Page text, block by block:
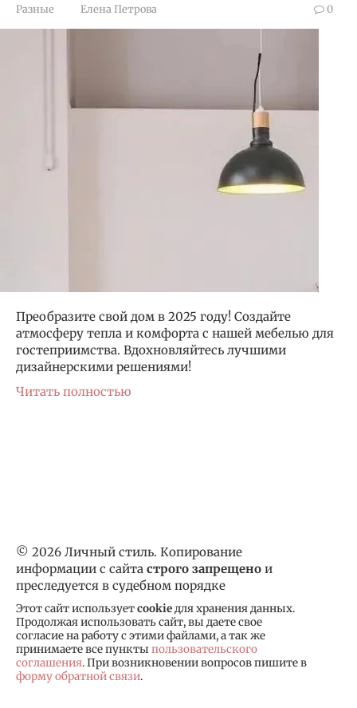
Разные Елена Петрова 0
Преобразите свой дом в 2025 году! Создайте
атмосферу тепла и комфорта с нашей мебелью для
гостеприимства. Вдохновляйтесь лучшими
дизайнерскими решениями!
Читать полностью
© 2026 Личный стиль. Копирование
информации с сайта строго запрещено и
преследуется в судебном порядке
Этот сайт используетcookieдля хранения данных.
Продолжая использовать сайт, вы даете свое
согласие на работу с этими файлами, а так же
принимаете все пункты пользовательского
соглашения. При возникновении вопросов пишите в
форму обратной связи.